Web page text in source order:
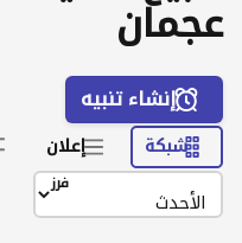
عجمان
إنشاء تنبيه
شبكة إعلان
فرز